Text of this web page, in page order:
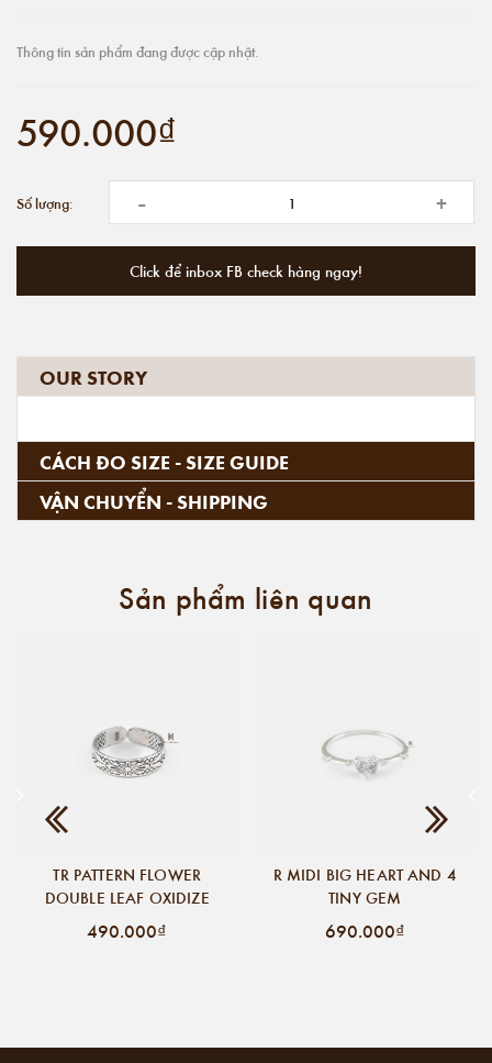
Thông tin sản phẩm đang được cập nhật.
590.000₫
Số lượng: - +
Click để inbox FB check hàng ngay!
OUR STORY
CÁCH ĐO SIZE - SIZE GUIDE
VẬN CHUYỂN - SHIPPING
Sản phẩm liên quan
TR PATTERN FLOWER
DOUBLE LEAF OXIDIZE
490.000₫
R MIDI BIG HEART AND 4
TINY GEM
690.000₫